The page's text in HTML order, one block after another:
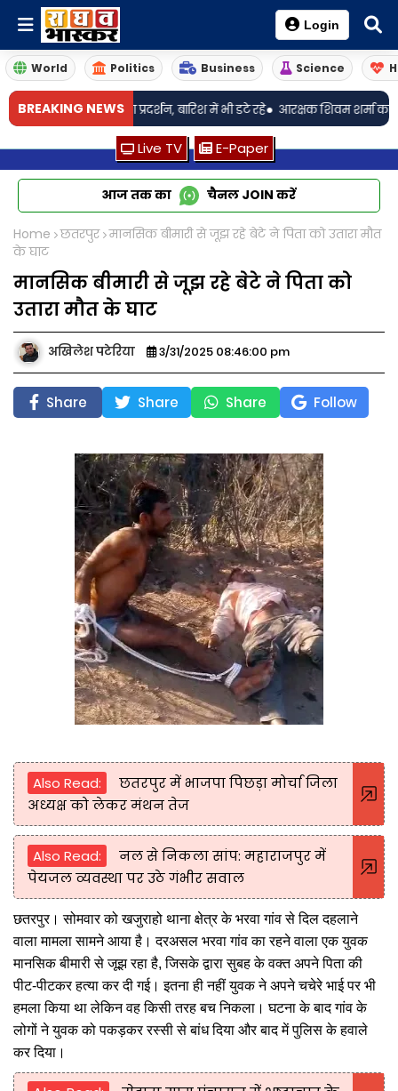
Login
World Politics Business Science
BREAKING NEWS
युवाओं का प्रदर्शन, बारिश में भी डटे रहे• आरक्षक शिवम शर्मा का अग्रिम
Live TV E-Paper
आज तक का चैनल JOIN करें
Home छतरपुर मानसिक बीमारी से जूझ रहे बेटे ने पिता को उतारा मौत
के घाट
मानसिक बीमारी से जूझ रहे बेटे ने पिता को
उतारा मौत के घाट
अखिलेश पटेरिया 3/31/2025 08:46:00 pm
Share Share Share Follow
Also Read:
छतरपुर में भाजपा पिछड़ा मोर्चा जिला
अध्यक्ष को लेकर मंथन तेज
Also Read:
नल से निकला सांप: महाराजपुर में
पेयजल व्यवस्था पर उठे गंभीर सवाल
छतरपुर। सोमवार को खजुराहो थाना क्षेत्र के भरवा गांव से दिल दहलाने
वाला मामला सामने आया है। दरअसल भरवा गांव का रहने वाला एक युवक
मानसिक बीमारी से जूझ रहा है, जिसके द्वारा सुबह के वक्त अपने पिता की
पीट-पीटकर हत्या कर दी गई। इतना ही नहीं युवक ने अपने चचेरे भाई पर भी
हमला किया था लेकिन वह किसी तरह बच निकला। घटना के बाद गांव के
लोगों ने युवक को पकड़कर रस्सी से बांध दिया और बाद में पुलिस के हवाले
कर दिया।